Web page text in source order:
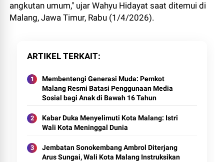
angkutan umum," ujar Wahyu Hidayat saat ditemui di
Malang, Jawa Timur, Rabu (1/4/2026).
ARTIKEL TERKAIT
Membentengi Generasi Muda: Pemkot
Malang Resmi Batasi Penggunaan Media
Sosial bagi Anak di Bawah 16 Tahun
Kabar Duka Menyelimuti Kota Malang: Istri
Wali Kota Meninggal Dunia
Jembatan Sonokembang Ambrol Diterjang
Arus Sungai, Wali Kota Malang Instruksikan